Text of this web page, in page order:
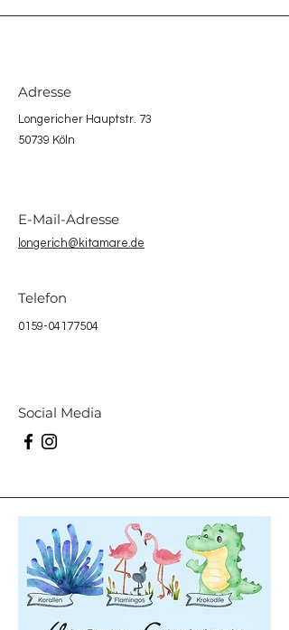
Adresse
Longericher Hauptstr. 73
50739 Köln
E-Mail-Adresse
longerich@kitamare.de
Telefon
0159-04177504
Social Media